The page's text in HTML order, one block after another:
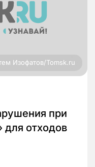
Изофатов/Tomsk.ru
при
для отходов